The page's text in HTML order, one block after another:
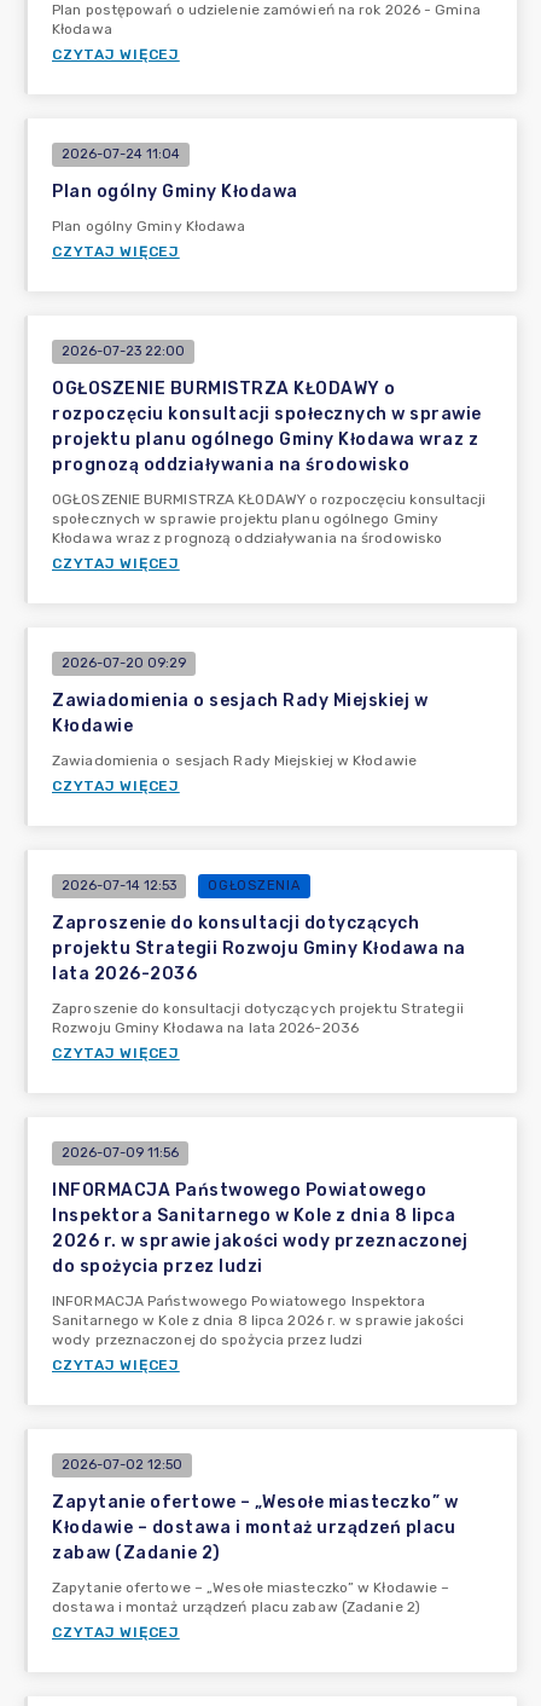
Plan postępowań o udzielenie zamówień na rok 2026 - Gmina
Kłodawa
CZYTAJ WIĘCEJ
2026-07-24 11:04
Plan ogólny Gminy Kłodawa
Plan ogólny Gminy Kłodawa
CZYTAJ WIĘCEJ
2026-07-23 22:00
OGŁOSZENIE BURMISTRZA KŁODAWY o
rozpoczęciu konsultacji społecznych w sprawie
projektu planu ogólnego Gminy Kłodawa wraz z
prognozą oddziaływania na środowisko
OGŁOSZENIE BURMISTRZA KŁODAWY o rozpoczęciu konsultacji
społecznych w sprawie projektu planu ogólnego Gminy
Kłodawa wraz z prognozą oddziaływania na środowisko
CZYTAJ WIĘCEJ
2026-07-20 09:29
Zawiadomienia o sesjach Rady Miejskiej w
Kłodawie
Zawiadomienia o sesjach Rady Miejskiej w Kłodawie
CZYTAJ WIĘCEJ
2026-07-14 12:53 OGŁOSZENIA
Zaproszenie do konsultacji dotyczących
projektu Strategii Rozwoju Gminy Kłodawa na
lata 2026-2036
Zaproszenie do konsultacji dotyczących projektu Strategii
Rozwoju Gminy Kłodawa na lata 2026-2036
CZYTAJ WIĘCEJ
2026-07-09 11:56
INFORMACJA Państwowego Powiatowego
Inspektora Sanitarnego w Kole z dnia 8 lipca
2026 r. w sprawie jakości wody przeznaczonej
do spożycia przez ludzi
INFORMACJA Państwowego Powiatowego Inspektora
Sanitarnego w Kole z dnia 8 lipca 2026 r. w sprawie jakości
wody przeznaczonej do spożycia przez ludzi
CZYTAJ WIĘCEJ
2026-07-02 12:50
Zapytanie ofertowe – „Wesołe miasteczko” w
Kłodawie – dostawa i montaż urządzeń placu
zabaw (Zadanie 2)
Zapytanie ofertowe – „Wesołe miasteczko” w Kłodawie –
dostawa i montaż urządzeń placu zabaw (Zadanie 2)
CZYTAJ WIĘCEJ